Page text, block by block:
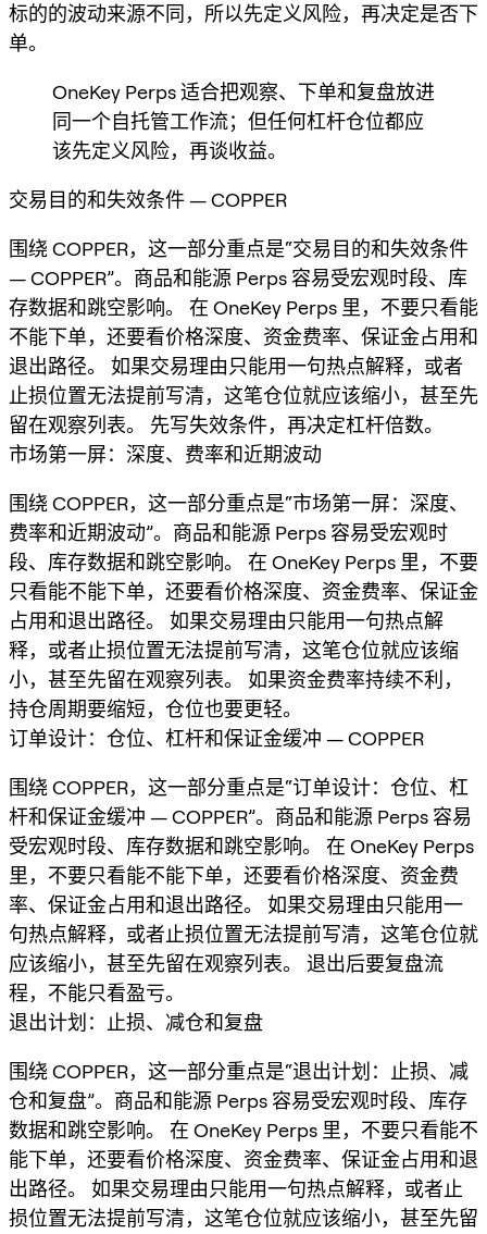
标的的波动来源不同，所以先定义风险，再决定是否下
单。
OneKey Perps 适合把观察、下单和复盘放进
同一个自托管工作流；但任何杠杆仓位都应
该先定义风险，再谈收益。
交易目的和失效条件 — COPPER
围绕 COPPER，这一部分重点是“交易目的和失效条件
— COPPER”。商品和能源 Perps 容易受宏观时段、库
存数据和跳空影响。 在 OneKey Perps 里，不要只看能
不能下单，还要看价格深度、资金费率、保证金占用和
退出路径。 如果交易理由只能用一句热点解释，或者
止损位置无法提前写清，这笔仓位就应该缩小，甚至先
留在观察列表。 先写失效条件，再决定杠杆倍数。
市场第一屏：深度、费率和近期波动
围绕 COPPER，这一部分重点是“市场第一屏：深度、
费率和近期波动”。商品和能源 Perps 容易受宏观时
段、库存数据和跳空影响。 在 OneKey Perps 里，不要
只看能不能下单，还要看价格深度、资金费率、保证金
占用和退出路径。 如果交易理由只能用一句热点解
释，或者止损位置无法提前写清，这笔仓位就应该缩
小，甚至先留在观察列表。 如果资金费率持续不利，
持仓周期要缩短，仓位也要更轻。
订单设计：仓位、杠杆和保证金缓冲 — COPPER
围绕 COPPER，这一部分重点是“订单设计：仓位、杠
杆和保证金缓冲 — COPPER”。商品和能源 Perps 容易
受宏观时段、库存数据和跳空影响。 在 OneKey Perps
里，不要只看能不能下单，还要看价格深度、资金费
率、保证金占用和退出路径。 如果交易理由只能用一
句热点解释，或者止损位置无法提前写清，这笔仓位就
应该缩小，甚至先留在观察列表。 退出后要复盘流
程，不能只看盈亏。
退出计划：止损、减仓和复盘
围绕 COPPER，这一部分重点是“退出计划：止损、减
仓和复盘”。商品和能源 Perps 容易受宏观时段、库存
数据和跳空影响。 在 OneKey Perps 里，不要只看能不
能下单，还要看价格深度、资金费率、保证金占用和退
出路径。 如果交易理由只能用一句热点解释，或者止
损位置无法提前写清，这笔仓位就应该缩小，甚至先留